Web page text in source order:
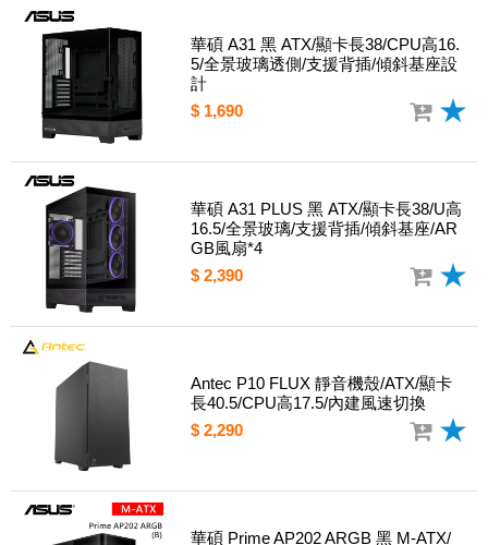
華碩 A31 黑 ATX/顯卡長38/CPU高16.
5/全景玻璃透側/支援背插/傾斜基座設
計
$ 1,690
華碩 A31 PLUS 黑 ATX/顯卡長38/U高
16.5/全景玻璃/支援背插/傾斜基座/AR
GB風扇*4
$ 2,390
Antec P10 FLUX 靜音機殼/ATX/顯卡
長40.5/CPU高17.5/內建風速切換
$ 2,290
華碩 Prime AP202 ARGB 黑 M-ATX/